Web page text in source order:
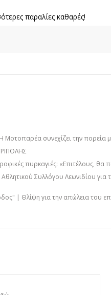
παραλίες καθαρές!
συνεχίζει την πορεία
πυρκαγιές: «Επιτέλους, θα
Συλλόγου Λεωνιδίου
| Θλίψη για την απώλεια του